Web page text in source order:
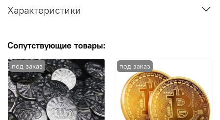
Характеристики
Сопутствующие товары: